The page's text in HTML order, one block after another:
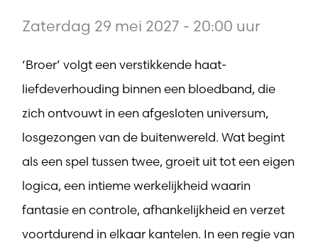
Zaterdag 29 mei 2027 - 20:00 uur
‘Broer’ volgt een verstikkende haat-
liefdeverhouding binnen een bloedband, die
zich ontvouwt in een afgesloten universum,
losgezongen van de buitenwereld. Wat begint
als een spel tussen twee, groeit uit tot een eigen
logica, een intieme werkelijkheid waarin
fantasie en controle, afhankelijkheid en verzet
voortdurend in elkaar kantelen. In een regie van